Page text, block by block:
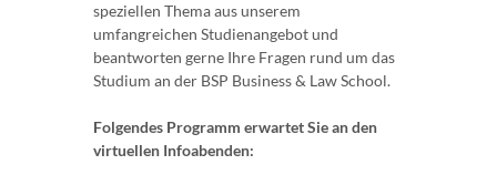
speziellen Thema aus unserem
umfangreichen Studienangebot und
beantworten gerne Ihre Fragen rund um das
Studium an der BSP Business & Law School.
Folgendes Programm erwartet Sie an den
virtuellen Infoabenden: